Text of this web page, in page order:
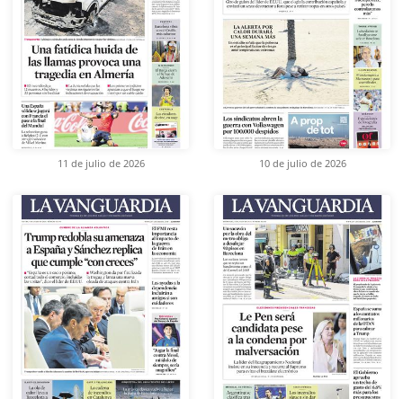
11 de julio de 2026 10 de julio de 2026